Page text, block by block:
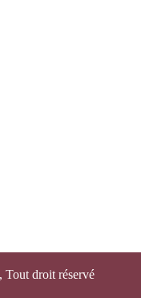
droit réservé